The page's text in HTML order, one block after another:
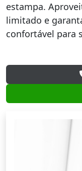
estampa.
limitado e
confortável para